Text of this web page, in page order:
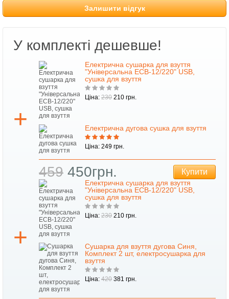
Залишити відгук
У комплекті дешевше!
Електрична сушарка для взуття
"Універсальна ЕСВ-12/220" USB,
сушка для взуття
Ціна: 230 210 грн.
Електрична дугова сушка для взуття
Ціна: 249 грн.
459 450грн. Купити
Електрична сушарка для взуття
"Універсальна ЕСВ-12/220" USB,
сушка для взуття
Ціна: 230 210 грн.
Сушарка для взуття дугова Синя,
Комплект 2 шт, електросушарка для
взуття
Ціна: 420 381 грн.